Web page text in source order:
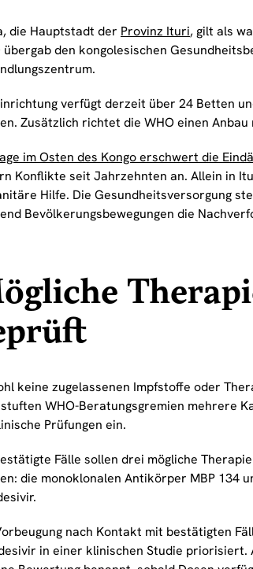
die Hauptstadt der Provinz Ituri, gilt als
übergab den kongolesischen
verfügt derzeit über 24 Betten
Zusätzlich richtet die WHO einen
im Osten des Kongo erschwert die
Konflikte seit Jahrzehnten an. Allein in
Hilfe. Die Gesundheitsversorgung
Bevölkerungsbewegungen die
keine zugelassenen Impfstoffe oder
WHO-Beratungsgremien mehrere
Prüfungen ein.
Fälle sollen drei mögliche
die monoklonalen Antikörper MBP 134
nach Kontakt mit bestätigten
in einer klinischen Studie priorisiert.